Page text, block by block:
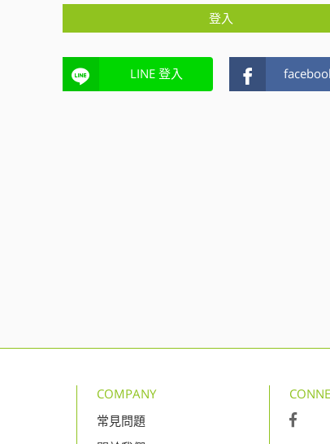
登入
LINE 登入
COMPANY
常見問題